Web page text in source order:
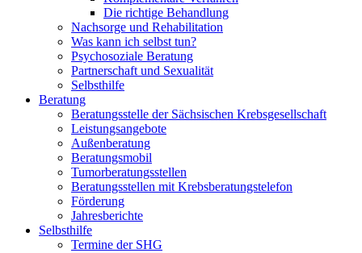
Die richtige Behandlung
Nachsorge und Rehabilitation
Was kann ich selbst tun?
Psychosoziale Beratung
Partnerschaft und Sexualität
Selbsthilfe
Beratung
Beratungsstelle der Sächsischen Krebsgesellschaft
Leistungsangebote
Außenberatung
Beratungsmobil
Tumorberatungsstellen
Beratungsstellen mit Krebsberatungstelefon
Förderung
Jahresberichte
Selbsthilfe
Termine der SHG